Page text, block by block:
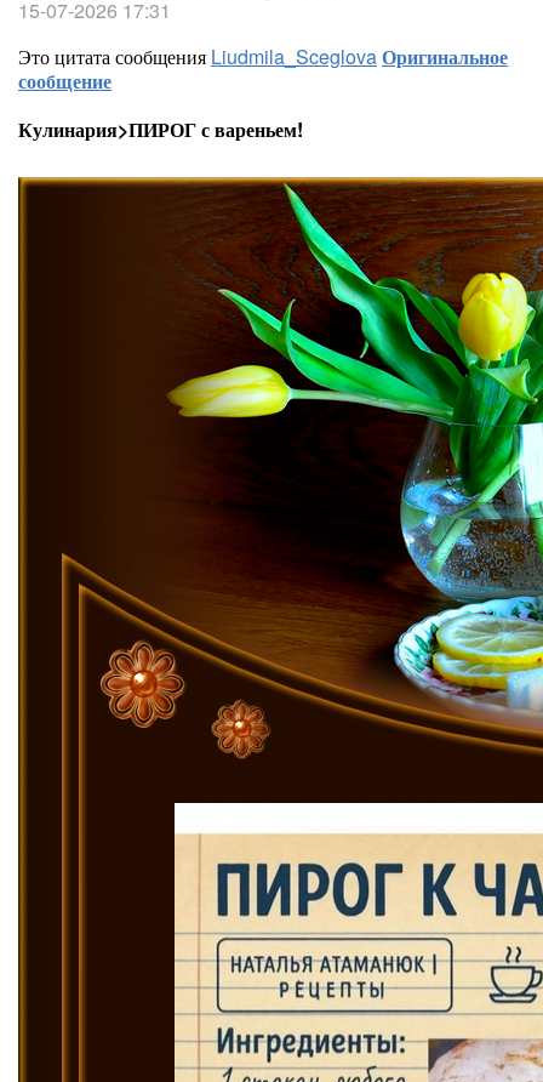
15-07-2026 17:31
Это цитата сообщения Liudmila_SceglovaОригинальное
сообщение
Кулинария>ПИРОГ с вареньем!